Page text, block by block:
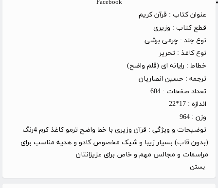
Facebook
عنوان کتاب : قرآن کریم
قطع کتاب : وزیری
نوع جلد : چرمی برشی
نوع کاغذ : تحریر
خطاط : رایانه ای (قلم واضح)
ترجمه : حسین انصاریان
تعداد صفحات : 604
اندازه : 17*22
وزن : 964
توضیحات و ویژگی :
قرآن وزیری با خط واضح ترمو کاغذ کرم 4رنگ
(بدون قاب) بسیار زیبا و شیک مخصوص کادو و هدیه مناسب برای
مراسمات و مجالس مهم و خاص برای عزیزانتان
بستن